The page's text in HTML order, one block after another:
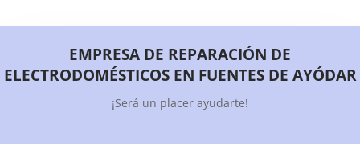
EMPRESA DE REPARACIÓN DE
ELECTRODOMÉSTICOS EN FUENTES DE AYÓDAR
¡Será un placer ayudarte!